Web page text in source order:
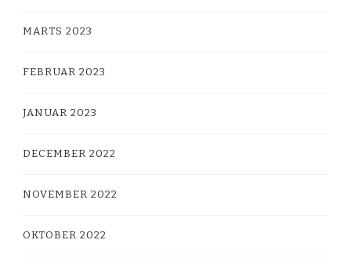
MARTS 2023
FEBRUAR 2023
JANUAR 2023
DECEMBER 2022
NOVEMBER 2022
OKTOBER 2022